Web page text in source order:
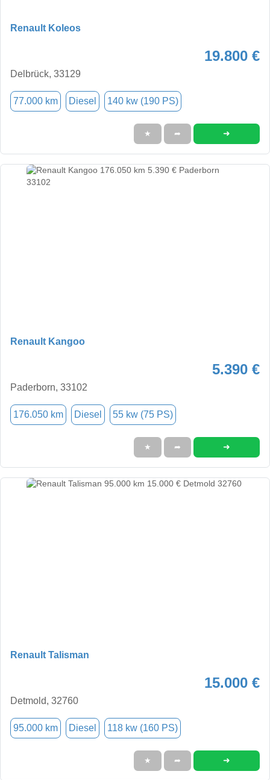
Renault Koleos
19.800 €
Delbrück, 33129
77.000 km Diesel 140 kw (190 PS)
★ ➦ ➜
Renault Kangoo
5.390 €
Paderborn, 33102
176.050 km Diesel 55 kw (75 PS)
★ ➦ ➜
Renault Talisman
15.000 €
Detmold, 32760
95.000 km Diesel 118 kw (160 PS)
★ ➦ ➜